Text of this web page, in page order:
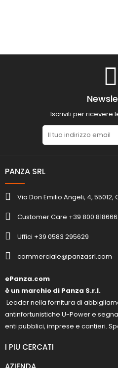
Iscriviti per ricevere
PANZA SRL
Via Don Emilio Angeli, 4, 55012,
Customer Care +39 800 818666
Uffici +39 0583 295629
commerciale@panzasrl.com
ePanza.com
è un marchio di Panza S.r.l.
Leader nella fornitura di
antinfortunistiche U-Power e
enti pubblici, imprese e cantieri.
I PIU CERCATI